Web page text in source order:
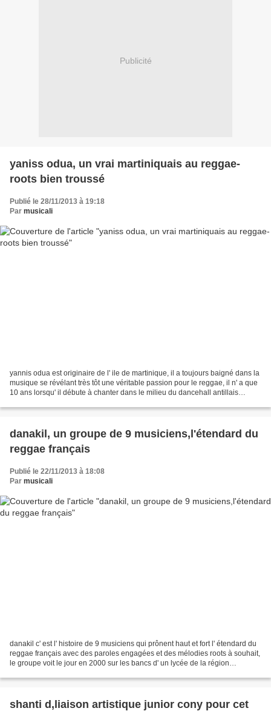
Publicité
yaniss odua, un vrai martiniquais au reggae-
roots bien troussé
Publié le 28/11/2013 à 19:18
Par musicali
yannis odua est originaire de l' ile de martinique, il a toujours baigné dans la
musique se révélant très tôt une véritable passion pour le reggae, il n' a que
10 ans lorsqu' il débute à chanter dans le milieu du dancehall antillais
danakil, un groupe de 9 musiciens,l'étendard du
reggae français
Publié le 22/11/2013 à 18:08
Par musicali
danakil c' est l' histoire de 9 musiciens qui prônent haut et fort l' étendard du
reggae français avec des paroles engagées et des mélodies roots à souhait,
le groupe voit le jour en 2000 sur les bancs d' un lycée de la région
shanti d,liaison artistique junior cony pour cet